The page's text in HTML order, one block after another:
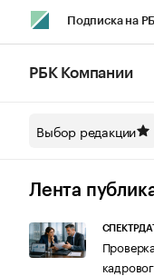
Подписка на
Спецпроекты
Технологии и
РБК Компании
Выбор редакции
Лента